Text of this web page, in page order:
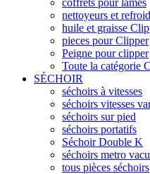
coffrets pour lames
nettoyeurs et
huile et graisse
pieces pour Clipper
Peigne pour clipper
Toute la catégorie
SÉCHOIR
séchoirs à vitesses
séchoirs vitesses
séchoirs sur pied
séchoirs portatifs
Séchoir Double K
séchoirs metro
tous pièces séchoirs